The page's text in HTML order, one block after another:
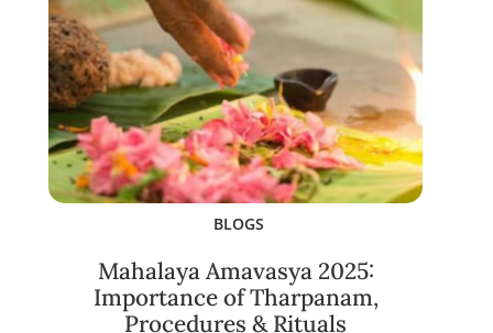
BLOGS
Mahalaya Amavasya 2025:
Importance of Tharpanam,
Procedures & Rituals